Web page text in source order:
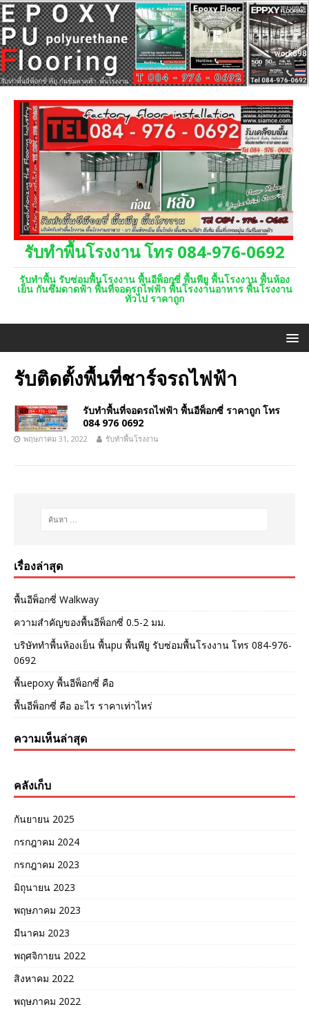
รับทำพื้นโรงงาน โทร 084-976-0692
รับทำพื้น รับซ่อมพื้นโรงงาน พื้นอีพ็อกซี่ พื้นพียู พื้นโรงงาน พื้นห้อง
เย็น กันซึมดาดฟ้า พื้นที่จอดรถไฟฟ้า พื้นโรงงานอาหาร พื้นโรงงาน
ทั่วไป ราคาถูก
รับติดตั้งพื้นที่ชาร์จรถไฟฟ้า
รับทำพื้นที่จอดรถไฟฟ้า พื้นอีพ็อกซี่ ราคาถูก โทร
084 976 0692
พฤษภาคม 31, 2022 รับทำพื้นโรงงาน
เรื่องล่าสุด
พื้นอีพ็อกซี่ Walkway
ความสำคัญของพื้นอีพ็อกซี่ 0.5-2 มม.
บริษัททำพื้นห้องเย็น พื้นpu พื้นพียู รับซ่อมพื้นโรงงาน โทร 084-976-
0692
พื้นepoxy พื้นอีพ็อกซี่ คือ
พื้นอีพ็อกซี่ คือ อะไร ราคาเท่าไหร่
ความเห็นล่าสุด
คลังเก็บ
กันยายน 2025
กรกฎาคม 2024
กรกฎาคม 2023
มิถุนายน 2023
พฤษภาคม 2023
มีนาคม 2023
พฤศจิกายน 2022
สิงหาคม 2022
พฤษภาคม 2022